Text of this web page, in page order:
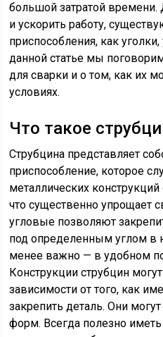
большой затратой времени.
и ускорить работу,
приспособления, как
данной статье мы
для сварки и о том, как их
условиях.
Что такое
Струбцина представляет
приспособление, которое
металлических
что существенно упрощает
угловые позволяют
под определенным углом в
менее важно — в удобном
Конструкции струбцин
зависимости от того, как
закрепить деталь. Они
форм. Всегда полезно